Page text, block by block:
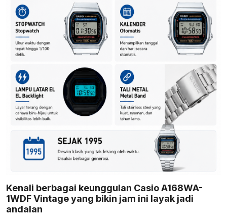
Kenali berbagai keunggulan Casio A168WA-
1WDF Vintage yang bikin jam ini layak jadi
andalan